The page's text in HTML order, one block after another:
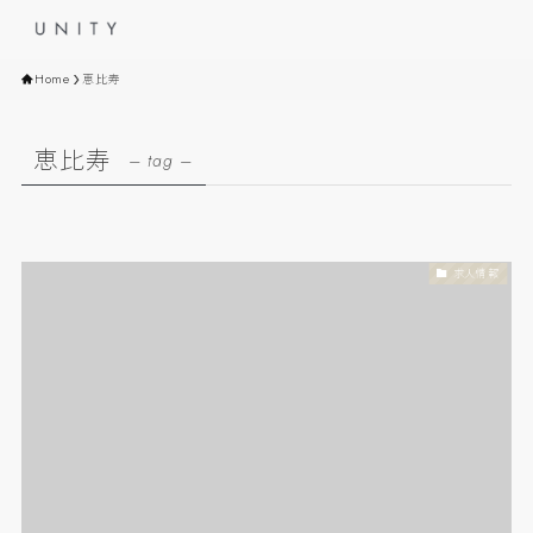
Home 恵比寿
恵比寿 – tag –
求人情報